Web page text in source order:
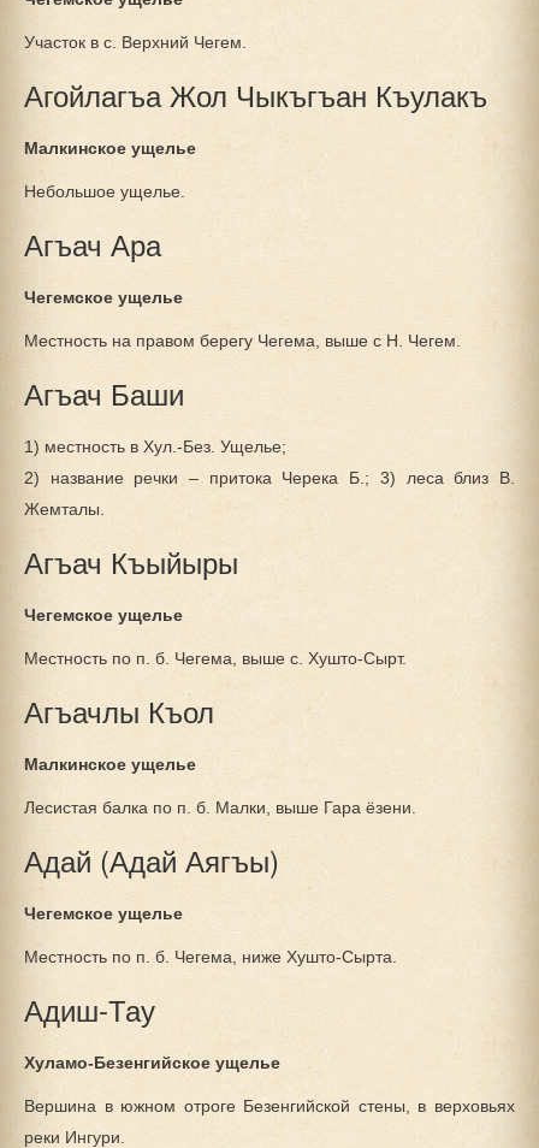
Участок в с. Верхний Чегем.
Агойлагъа Жол Чыкъгъан Къулакъ
Малкинское ущелье
Небольшое ущелье.
Агъач Ара
Чегемское ущелье
Местность на правом берегу Чегема, выше с Н. Чегем.
Агъач Баши
1) местность в Хул.-Без. Ущелье;
2) название речки – притока Черека Б.; 3) леса близ В.
Жемталы.
Агъач Къыйыры
Чегемское ущелье
Местность по п. б. Чегема, выше с. Хушто-Сырт.
Агъачлы Къол
Малкинское ущелье
Лесистая балка по п. б. Малки, выше Гара ёзени.
Адай (Адай Аягъы)
Чегемское ущелье
Местность по п. б. Чегема, ниже Хушто-Сырта.
Адиш-Тау
Хуламо-Безенгийское ущелье
Вершина в южном отроге Безенгийской стены, в верховьях
реки Ингури.